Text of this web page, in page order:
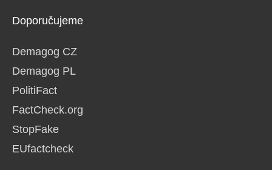
Doporučujeme
Demagog CZ
Demagog PL
PolitiFact
FactCheck.org
StopFake
EUfactcheck